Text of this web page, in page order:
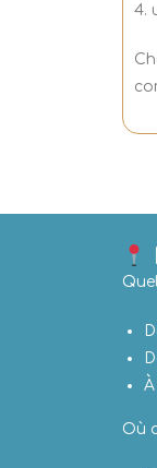
4.
Où